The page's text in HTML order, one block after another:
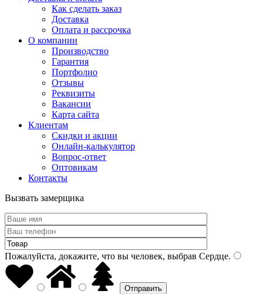
Как сделать заказ
Доставка
Оплата и рассрочка
О компании
Производство
Гарантия
Портфолио
Отзывы
Реквизиты
Вакансии
Карта сайта
Клиентам
Скидки и акции
Онлайн-калькулятор
Вопрос-ответ
Оптовикам
Контакты
Вызвать замерщика
Пожалуйста, докажите, что вы человек, выбрав Сердце.